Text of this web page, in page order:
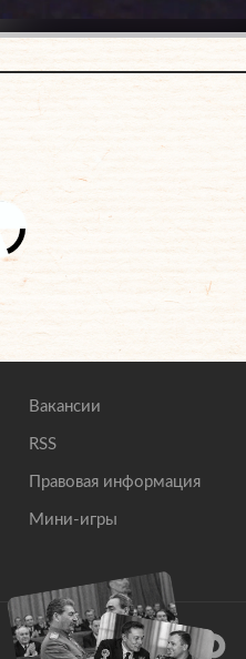
Вакансии
RSS
Правовая информация
Мини-игры